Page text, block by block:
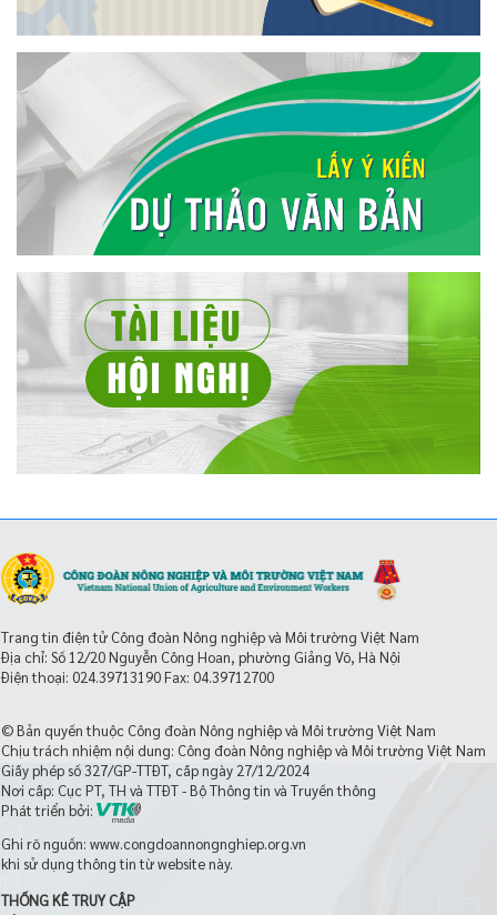
Trang tin điện tử Công đoàn Nông nghiệp và Môi trường Việt Nam
Địa chỉ: Số 12/20 Nguyễn Công Hoan, phường Giảng Võ, Hà Nội
Điện thoại: 024.39713190Fax: 04.39712700
© Bản quyền thuộc Công đoàn Nông nghiệp và Môi trường Việt Nam
Chịu trách nhiệm nội dung: Công đoàn Nông nghiệp và Môi trường Việt Nam
Giấy phép số 327/GP-TTĐT, cấp ngày 27/12/2024
Nơi cấp: Cục PT, TH và TTĐT - Bộ Thông tin và Truyền thông
Phát triển bởi:
Ghi rõ nguồn: www.congdoannongnghiep.org.vn
khi sử dụng thông tin từ website này.
THỐNG KÊ TRUY CẬP